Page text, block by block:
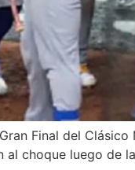
Final del
choque luego de